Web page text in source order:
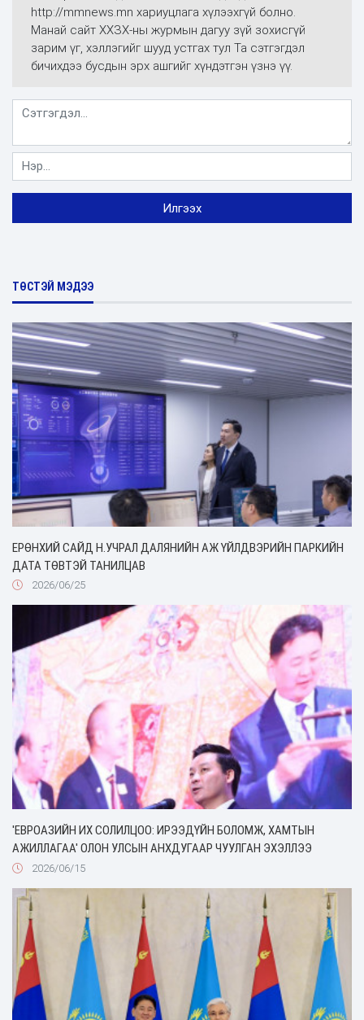
http://mmnews.mn хариуцлага хүлээхгүй болно.
Манай сайт ХХЗХ-ны журмын дагуу зүй зохисгүй
зарим үг, хэллэгийг шууд устгах тул Та сэтгэгдэл
бичихдээ бусдын эрх ашгийг хүндэтгэн үзнэ үү.
ТӨСТЭЙ МЭДЭЭ
ЕРӨНХИЙ САЙД Н.УЧРАЛ ДАЛЯНИЙН АЖ ҮЙЛДВЭРИЙН ПАРКИЙН
ДАТА ТӨВТЭЙ ТАНИЛЦАВ
2026/06/25
'ЕВРОАЗИЙН ИХ СОЛИЛЦОО: ИРЭЭДҮЙН БОЛОМЖ, ХАМТЫН
АЖИЛЛАГАА' ОЛОН УЛСЫН АНХДУГААР ЧУУЛГАН ЭХЭЛЛЭЭ
2026/06/15